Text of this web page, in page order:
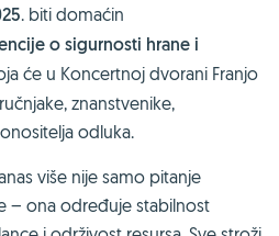
. biti domaćin
o sigurnosti hrane i
će u Koncertnoj dvorani Franjo
znanstvenike,
odluka.
više nije samo pitanje
– ona određuje stabilnost